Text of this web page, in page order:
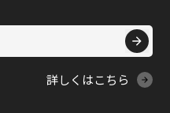
詳しくはこちら